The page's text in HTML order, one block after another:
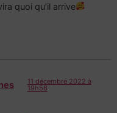
quoi qu’il arrive
11 décembre 2022 à
19h56